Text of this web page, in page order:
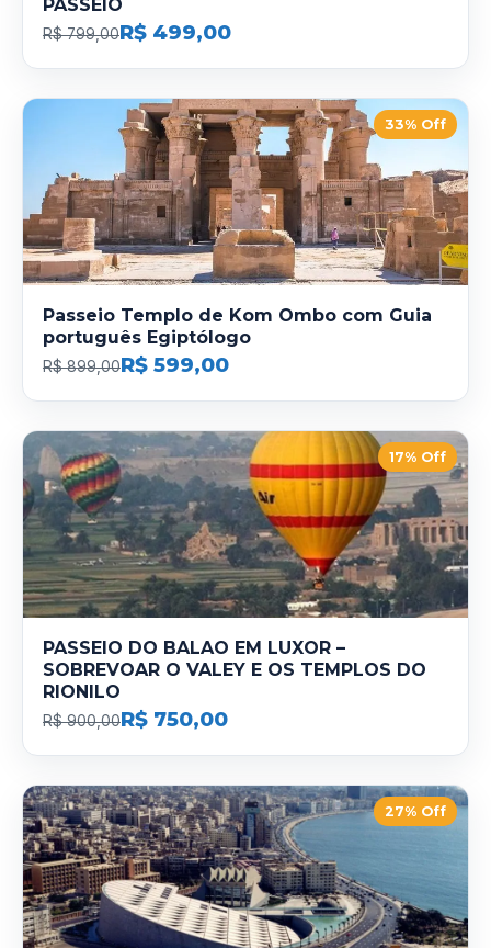
PASSEIO
R$ 799,00R$ 499,00
33% Off
Passeio Templo de Kom Ombo com Guia
português Egiptólogo
R$ 899,00R$ 599,00
17% Off
PASSEIO DO BALAO EM LUXOR –
SOBREVOAR O VALEY E OS TEMPLOS DO
RIONILO
R$ 900,00R$ 750,00
27% Off